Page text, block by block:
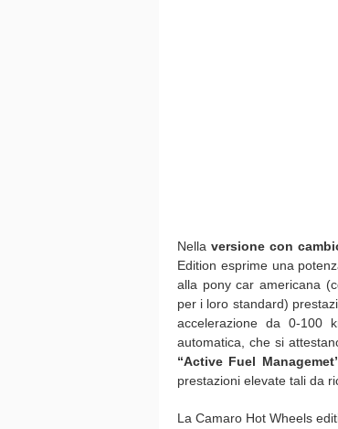
Nella versione con
Edition esprime una
alla pony car americana
per i loro standard)
accelerazione da 0-100
automatica, che si
“Active Fuel
prestazioni elevate tali da
La Camaro Hot Wheels